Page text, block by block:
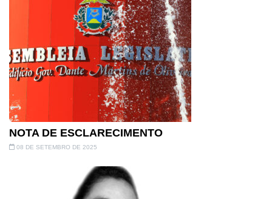
NOTA DE ESCLARECIMENTO
08 DE SETEMBRO DE 2025